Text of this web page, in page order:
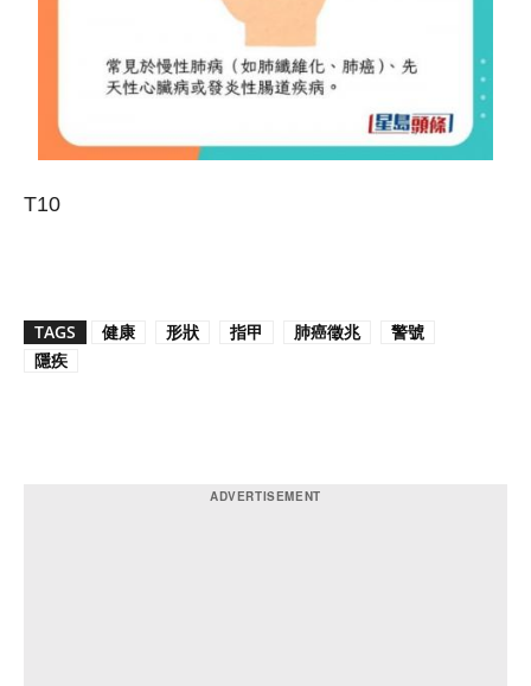
T10
TAGS 健康 形狀 指甲 肺癌徵兆
警號
隱疾